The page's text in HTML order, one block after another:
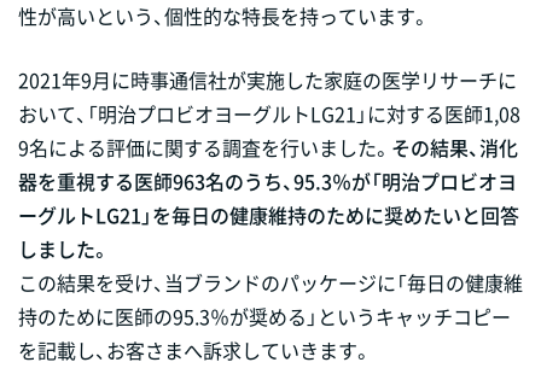
性が高いという、個性的な特長を持っています。
2021年9月に時事通信社が実施した家庭の医学リサーチに
おいて、「明治プロビオヨーグルトLG21」に対する医師1,08
9名による評価に関する調査を行いました。 その結果、消化
器を重視する医師963名のうち、95.3％が「明治プロビオヨ
ーグルトLG21」を毎日の健康維持のために奨めたいと回答
しました。
この結果を受け、当ブランドのパッケージに「毎日の健康維
持のために医師の95.3％が奨める」というキャッチコピー
を記載し、お客さまへ訴求していきます。